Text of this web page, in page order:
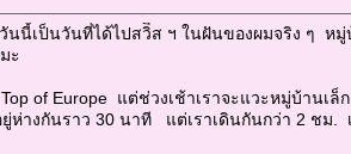
นี้เป็นวันที่ได้ไปสวิิส ฯ ในฝันของผมจริง ๆ หมู่
ะ
of Europe แต่ช่วงเช้าเราจะแวะหมู่บ้านเล็
างกันราว 30 นาที แต่เราเดินกันกว่า 2 ชม.